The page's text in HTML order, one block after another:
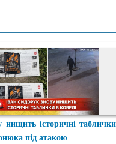
нищить історичні
під атакою